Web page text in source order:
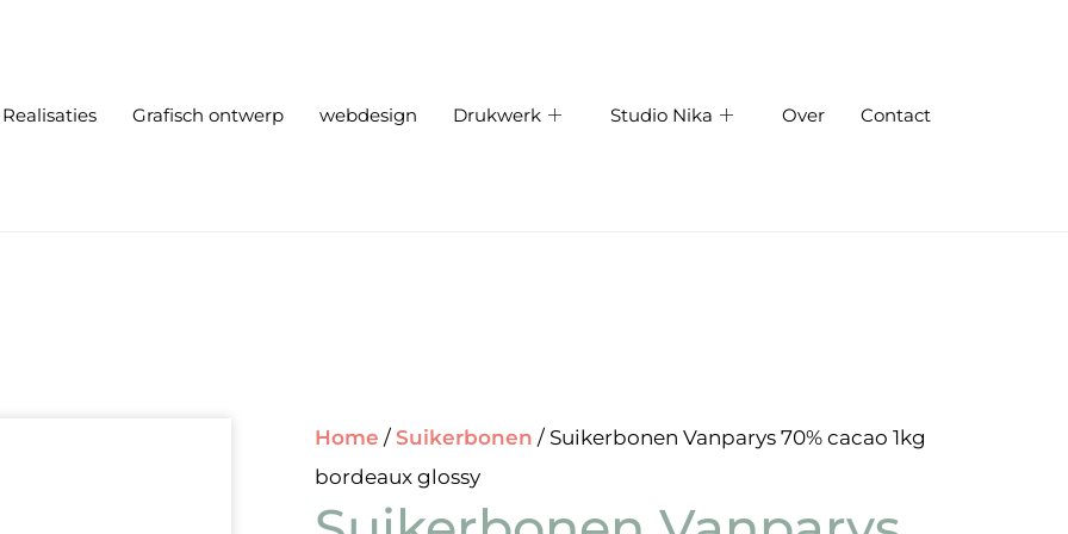
Realisaties Grafisch ontwerp webdesign Drukwerk Studio Nika Over Contact
Home / Suikerbonen / Suikerbonen Vanparys 70% cacao 1kg
bordeaux glossy